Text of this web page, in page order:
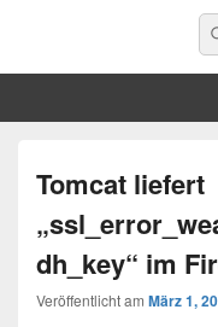
Tomcat liefert
dh_key“ im
Veröffentlicht am März 1,